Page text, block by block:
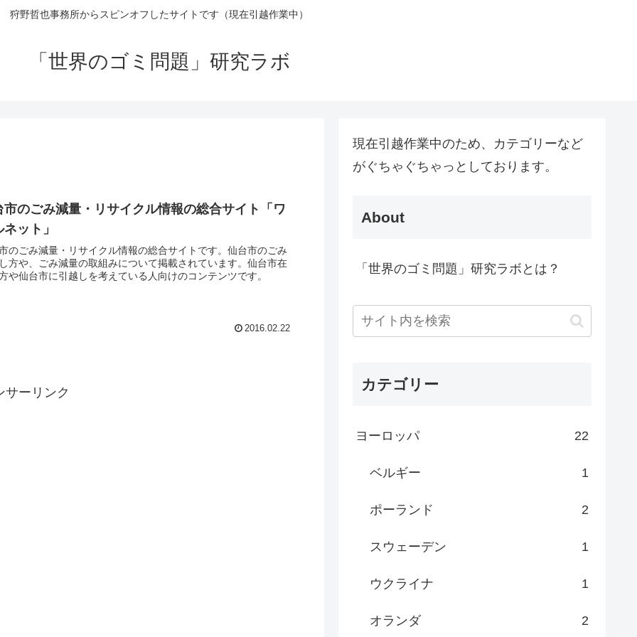
狩野哲也事務所からスピンオフしたサイトです（現在引越作業中）
「世界のゴミ問題」研究ラボ
市のごみ減量・リサイクル情報の総合サイト「ワ
ット」
のごみ減量・リサイクル情報の総合サイトです。仙台市のごみ
方や、ごみ減量の取組みについて掲載されています。仙台市在
や仙台市に引越しを考えている人向けのコンテンツです。
2016.02.22
サーリンク
現在引越作業中のため、カテゴリーなど
がぐちゃぐちゃっとしております。
About
「世界のゴミ問題」研究ラボとは？
カテゴリー
ヨーロッパ 22
ベルギー 1
ポーランド 2
スウェーデン 1
ウクライナ 1
オランダ 2